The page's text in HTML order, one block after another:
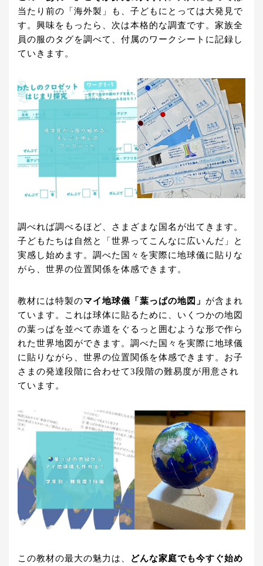
当たり前の「海外製」も、子どもにとっては大発見で
す。興味をもったら、次は本格的な調査です。家族全
員の服のタグを調べて、付属のワークシートに記録し
ていきます。
調べれば調べるほど、さまざまな国名が出てきます。
子どもたちは自然と「世界ってこんなに広いんだ」と
実感し始めます。調べた国々を実際に地球儀に貼りな
がら、世界の位置関係を体感できます。
教材には特製のマイ地球儀「葉っぱの地図」 が含まれ
ています。これは球体に貼るために、いくつかの地図
の葉っぱを並べて赤道をぐるっと囲むような形で作ら
れた世界地図ができます。調べた国々を実際に地球儀
に貼りながら、世界の位置関係を体感できます。お子
さまの発達段階に合わせて3段階の難易度が用意され
ています。
この教材の最大の魅力は、
どんな家庭でも今すぐ始め